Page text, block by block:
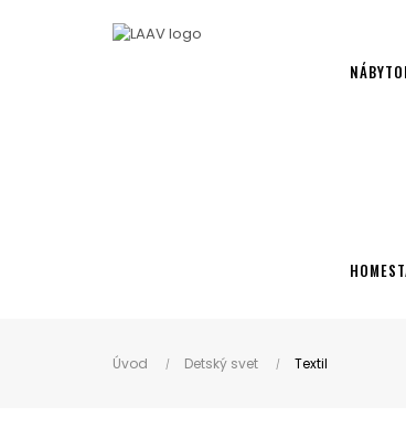
Úvod Detský svet Textil